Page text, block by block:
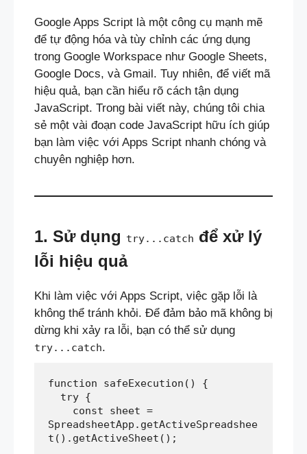
Google Apps Script là một công cụ mạnh mẽ
để tự động hóa và tùy chỉnh các ứng dụng
trong Google Workspace như Google Sheets,
Google Docs, và Gmail. Tuy nhiên, để viết mã
hiệu quả, bạn cần hiểu rõ cách tận dụng
JavaScript. Trong bài viết này, chúng tôi chia
sẻ một vài đoạn code JavaScript hữu ích giúp
bạn làm việc với Apps Script nhanh chóng và
chuyên nghiệp hơn.
1. Sử dụng try...catch để xử lý
lỗi hiệu quả
Khi làm việc với Apps Script, việc gặp lỗi là
không thể tránh khỏi. Để đảm bảo mã không bị
dừng khi xảy ra lỗi, bạn có thể sử dụng
try...catch.
function safeExecution() {
  try {
SpreadsheetApp.getActiveSpreadshee
t().getActiveSheet();